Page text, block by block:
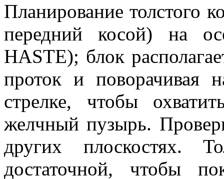
Планирование толстого
передний косой) на
HASTE); блок
проток и поворачивая
стрелке, чтобы
желчный пузырь.
других плоскостях.
достаточной, чтобы